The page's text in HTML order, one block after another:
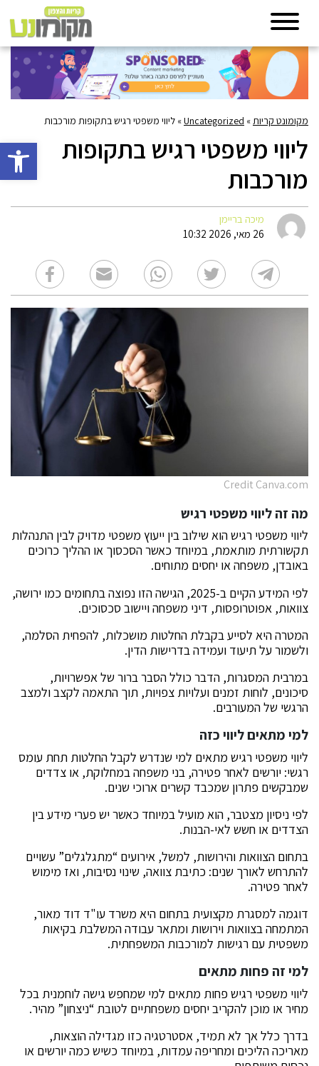
פתח
מקומונט קריות »
Uncategorized
» ליווי משפטי רגיש בתקופות מורכבות
ליווי משפטי רגיש בתקופות
מורכבות
מיכה בריימן
26 מאי, 2026 10:32
Credit Canva.com
מה זה ליווי משפטי רגיש
ליווי משפטי רגיש הוא שילוב בין ייעוץ משפטי מדויק לבין התנהלות
תקשורתית מותאמת, במיוחד כאשר הסכסוך או ההליך כרוכים
באובדן, משפחה או יחסים מתוחים.
לפי המידע הקיים ב-2025, הגישה הזו נפוצה בתחומים כמו ירושה,
צוואות, אפוטרופסות, דיני משפחה ויישוב סכסוכים.
המטרה היא לסייע בקבלת החלטות מושכלות, להפחית הסלמה,
ולשמור על תיעוד ועמידה בדרישות הדין.
במרבית המסגרות, הדבר כולל הסבר ברור של אפשרויות,
סיכונים, לוחות זמנים ועלויות צפויות, תוך התאמה לקצב ולמצב
הרגשי של המעורבים.
למי מתאים ליווי כזה
ליווי משפטי רגיש מתאים למי שנדרש לקבל החלטות תחת עומס
רגשי: יורשים לאחר פטירה, בני משפחה במחלוקת, או צדדים
שמבקשים פתרון שמכבד קשרים ארוכי שנים.
לפי ניסיון מצטבר, הוא מועיל במיוחד כאשר יש פערי מידע בין
הצדדים או חשש לאי-הבנות.
בתחום הצוואות והירושות, למשל, אירועים “מתגלגלים” עשויים
להתרחש לאורך שנים: כתיבת צוואה, שינוי נסיבות, ואז מימוש
לאחר פטירה.
דוגמה למסגרת מקצועית בתחום היא משרד עו"ד דוד מאור,
המתמחה בצוואות וירושות ומתאר עבודה המשלבת בקיאות
משפטית עם רגישות למורכבות המשפחתית.
למי זה פחות מתאים
ליווי משפטי רגיש פחות מתאים למי שמחפש גישה לוחמנית בכל
מחיר או מוכן להקריב יחסים משפחתיים לטובת “ניצחון” מהיר.
בדרך כלל אך לא תמיד, אסטרטגיה כזו מגדילה הוצאות,
מאריכה הליכים ומחריפה עמדות, במיוחד כשיש כמה יורשים או